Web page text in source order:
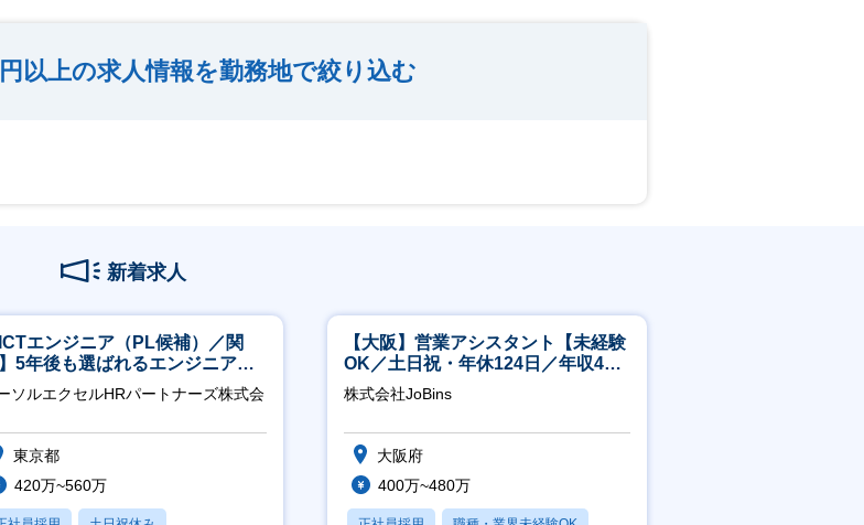
以上の求人情報を勤務地で絞り込む
新着求人
ICTエンジニア（PL候補）／関
5年後も選ばれるエンジニアへ
チーム運営・体制構築
ソルエクセルHRパートナーズ株式会
東京都
420万~560万
【大阪】営業アシスタント【未経験
OK／土日祝・年休124日／年収400
万～／転勤なし】
株式会社JoBins
大阪府
400万~480万